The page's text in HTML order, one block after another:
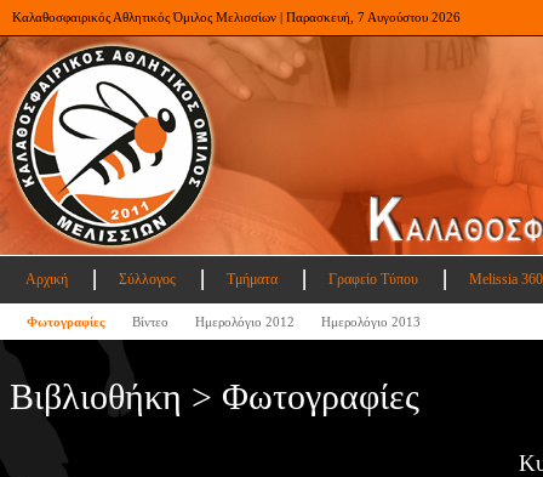
Καλαθοσφαιρικός Αθλητικός Όμιλος Μελισσίων | Παρασκευή, 7 Αυγούστου 2026
Αρχική Σύλλογος Τμήματα Γραφείο Τύπου Melissia
Φωτογραφίες Βίντεο Ημερολόγιο 2012 Ημερολόγιο 2013
Βιβλιοθήκη > Φωτογραφίες